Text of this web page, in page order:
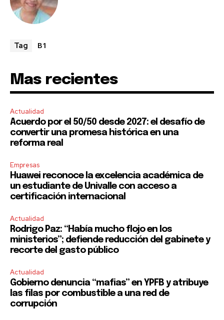
Tag B1
Mas recientes
Actualidad
Acuerdo por el 50/50 desde 2027: el desafío de
convertir una promesa histórica en una
reforma real
Empresas
Huawei reconoce la excelencia académica de
un estudiante de Univalle con acceso a
certificación internacional
Actualidad
Rodrigo Paz: “Había mucho flojo en los
ministerios”; defiende reducción del gabinete y
recorte del gasto público
Actualidad
Gobierno denuncia “mafias” en YPFB y atribuye
las filas por combustible a una red de
corrupción